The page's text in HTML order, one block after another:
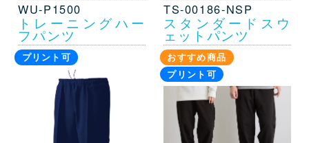
WU-P1500
トレーニングハー
フパンツ
プリント可
TS-00186-NSP
スタンダードスウ
ェットパンツ
おすすめ商品
プリント可